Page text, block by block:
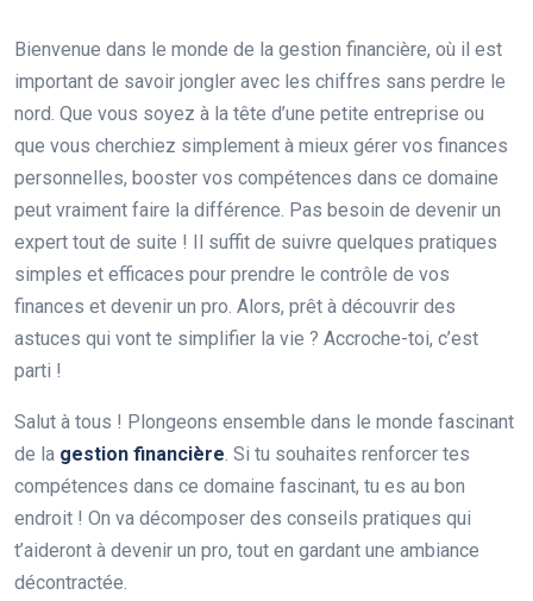
Bienvenue dans le monde de la gestion financière, où il est
important de savoir jongler avec les chiffres sans perdre le
nord. Que vous soyez à la tête d’une petite entreprise ou
que vous cherchiez simplement à mieux gérer vos finances
personnelles, booster vos compétences dans ce domaine
peut vraiment faire la différence. Pas besoin de devenir un
expert tout de suite ! Il suffit de suivre quelques pratiques
simples et efficaces pour prendre le contrôle de vos
finances et devenir un pro. Alors, prêt à découvrir des
astuces qui vont te simplifier la vie ? Accroche-toi, c’est
parti !
Salut à tous ! Plongeons ensemble dans le monde fascinant
de la gestion financière. Si tu souhaites renforcer tes
compétences dans ce domaine fascinant, tu es au bon
endroit ! On va décomposer des conseils pratiques qui
t’aideront à devenir un pro, tout en gardant une ambiance
décontractée.